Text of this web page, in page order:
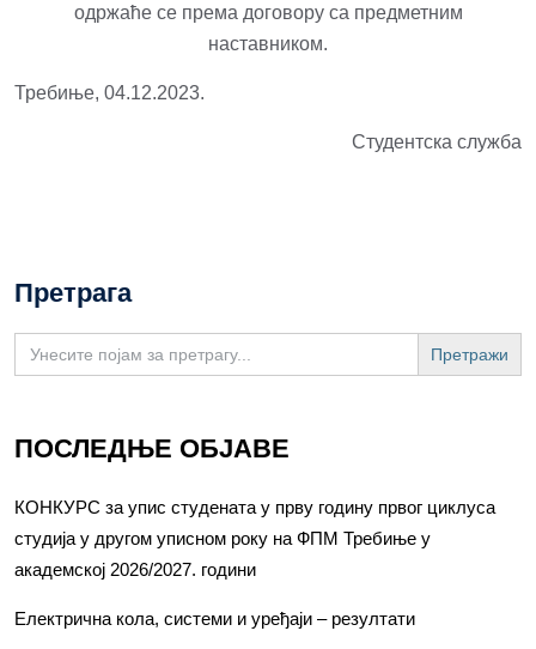
одржаће се према договору са предметним
наставником.
Требиње, 04.12.2023.
Студентска служба
Претрага
Search
for:
ПОСЛЕДЊЕ ОБЈАВЕ
КОНКУРС за упис студената у прву годину првог циклуса
студија у другом уписном року на ФПМ Требиње у
академској 2026/2027. години
Електрична кола, системи и уређаји – резултати